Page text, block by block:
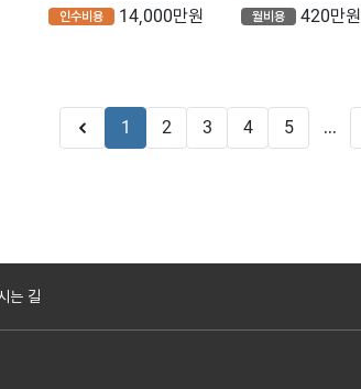
인수비용 14,000만원 월비용 420만원
1 2 3 4 5 ...
는 길